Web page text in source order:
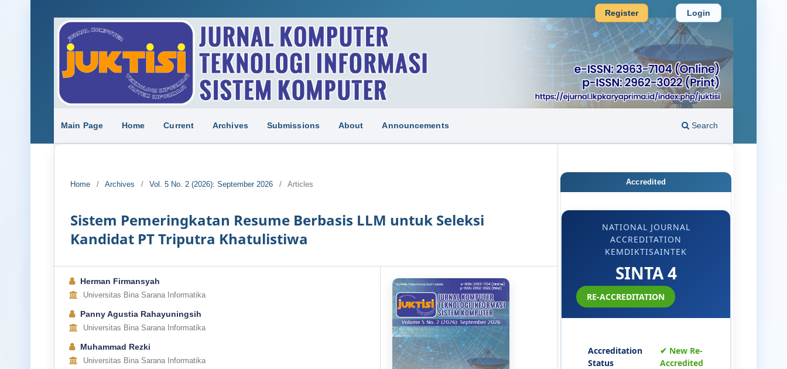
Main Page Home Current Archives Submissions About Announcements Search
Register Login
Home / Archives / Vol. 5 No. 2 (2026): September 2026 / Articles
Sistem Pemeringkatan Resume Berbasis LLM untuk Seleksi
Kandidat PT Triputra Khatulistiwa
Herman Firmansyah
Universitas Bina Sarana Informatika
Panny Agustia Rahayuningsih
Universitas Bina Sarana Informatika
Muhammad Rezki
Universitas Bina Sarana Informatika
Accredited
NATIONAL JOURNAL
ACCREDITATION
KEMDIKTISAINTEK
SINTA 4
RE-ACCREDITATION
Accreditation
Status
✔ New Re-
Accredited